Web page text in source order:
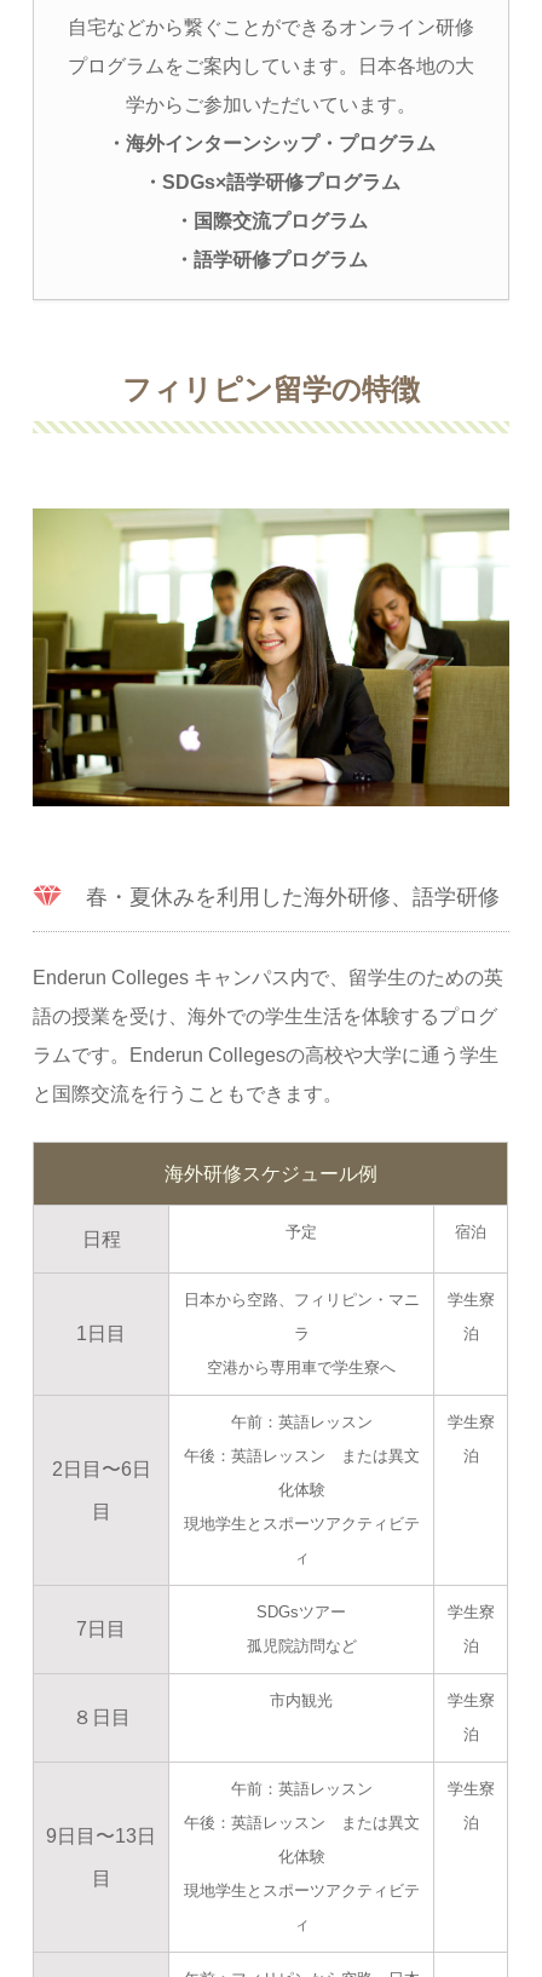
自宅などから繋ぐことができるオンライン研修
プログラムをご案内しています。日本各地の大
学からご参加いただいています。
・海外インターンシップ・プログラム
・SDGs×語学研修プログラム
・国際交流プログラム
・語学研修プログラム
フィリピン留学の特徴
春・夏休みを利用した海外研修、語学研修
Enderun Colleges キャンパス内で、留学生のための英
語の授業を受け、海外での学生生活を体験するプログ
ラムです。Enderun Collegesの高校や大学に通う学生
と国際交流を行うこともできます。
海外研修スケジュール例
日程 予定 宿泊
1日目
日本から空路、フィリピン・マニ
ラ
空港から専用車で学生寮へ
学生寮
泊
2日目〜6日
目
午前：英語レッスン
午後：英語レッスン または異文
化体験
現地学生とスポーツアクティビテ
ィ
学生寮
泊
7日目
SDGsツアー
孤児院訪問など
学生寮
泊
８日目
市内観光
学生寮
泊
9日目〜13日
目
午前：英語レッスン
午後：英語レッスン または異文
化体験
現地学生とスポーツアクティビテ
ィ
学生寮
泊